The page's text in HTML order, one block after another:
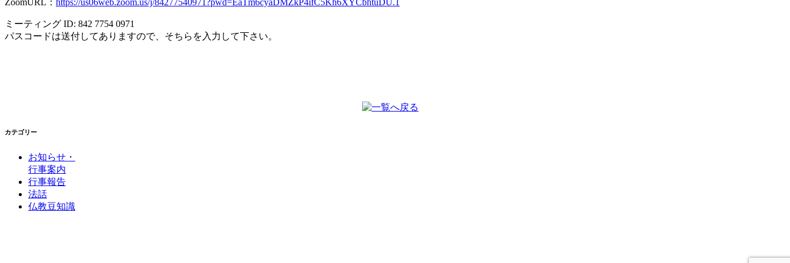
ZoomURL： https://us06web.zoom.us/j/84277540971?pwd=EaTm6cyaDMZkP4ifC5Kh6XYCbhtuDU.1
ミーティング ID: 842 7754 0971
パスコードは送付してありますので、そちらを入力して下さい。
カテゴリー
お知らせ・
行事案内
行事報告
法話
仏教豆知識